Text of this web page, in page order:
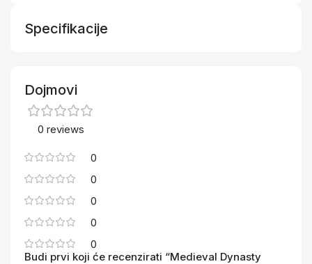
Specifikacije
Dojmovi
0 reviews
0
0
0
0
0
Budi prvi koji će recenzirati “Medieval Dynasty